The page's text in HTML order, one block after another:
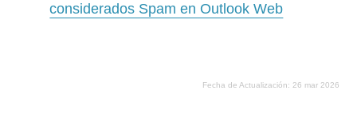
considerados Spam en Outlook Web
Fecha de Actualización: 26 mar 2026